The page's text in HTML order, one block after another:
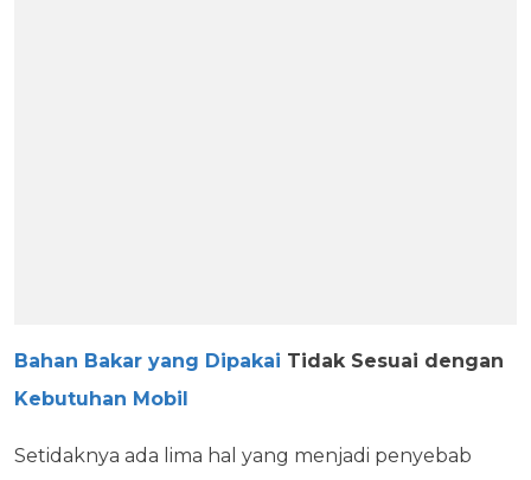
Bahan Bakar yang Dipakai Tidak Sesuai dengan
Kebutuhan Mobil
Setidaknya ada lima hal yang menjadi penyebab